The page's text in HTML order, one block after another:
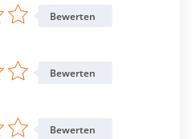
Bewerten
Bewerten
Bewerten